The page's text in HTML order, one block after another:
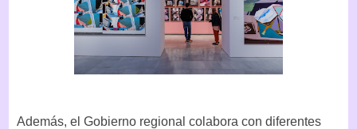
Además, el Gobierno regional colabora con diferentes